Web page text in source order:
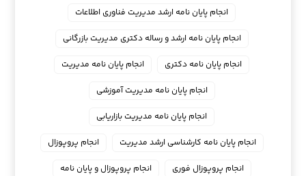
انجام پایان نامه ارشد مدیریت فناوری اطلاعات
انجام پایان نامه ارشد و رساله دکتری مدیریت بازرگانی
انجام پایان نامه دکتری
انجام پایان نامه مدیریت
انجام پایان نامه مدیریت آموزشی
انجام پایان نامه مدیریت بازاریابی
انجام پایان نامه کارشناسی ارشد مدیریت
انجام پروپوزال
انجام پروپوزال فوری
انجام پروپوزال و پایان نامه